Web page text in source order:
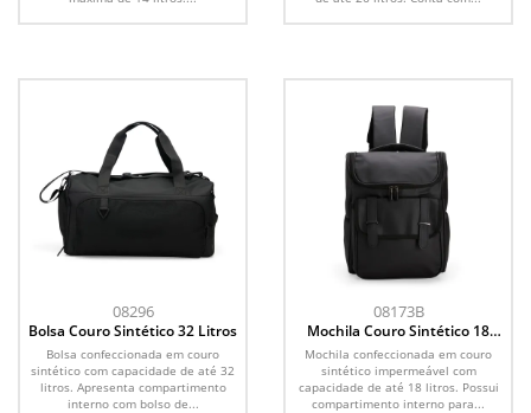
08296
Bolsa Couro Sintético 32 Litros
Bolsa confeccionada em couro
sintético com capacidade de até 32
litros. Apresenta compartimento
interno com bolso de...
08173B
Mochila Couro Sintético 18
Litros
Mochila confeccionada em couro
sintético impermeável com
capacidade de até 18 litros. Possui
compartimento interno para...